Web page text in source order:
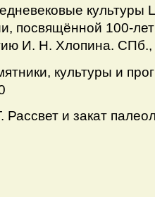
культуры
посвящённой 100-
И. Н. Хлопина. СПб.,
культуры и
и закат